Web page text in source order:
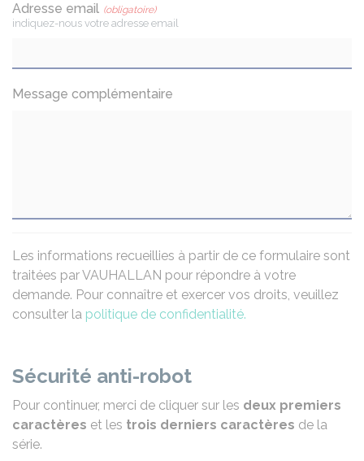
Adresse email (obligatoire)
indiquez-nous votre adresse email
Message complémentaire
Les informations recueillies à partir de ce formulaire sont
traitées par VAUHALLAN pour répondre à votre
demande. Pour connaître et exercer vos droits, veuillez
consulter la politique de confidentialité.
Sécurité anti-robot
Pour continuer, merci de cliquer sur les deux premiers
caractères et les trois derniers caractères de la
série.